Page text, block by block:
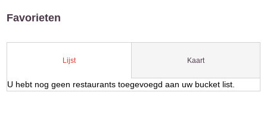
Favorieten
Lijst Kaart
U hebt nog geen restaurants toegevoegd aan uw bucket list.